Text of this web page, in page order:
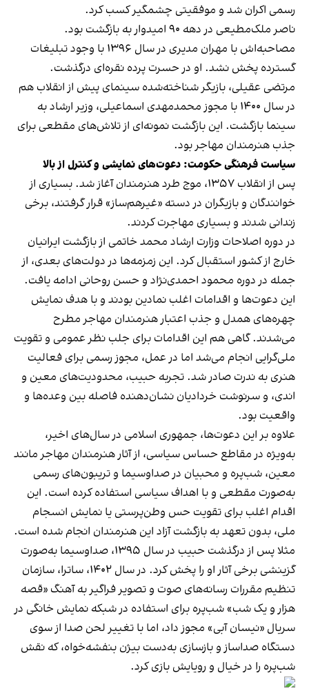
رسمی اکران شد و موفقیتی چشمگیر کسب کرد.
ناصر ملک‌مطیعی در دهه ۹۰ امیدوار به بازگشت بود.
مصاحبه‌اش با مهران مدیری در سال ۱۳۹۶ با وجود تبلیغات
گسترده پخش نشد. او در حسرت پرده نقره‌ای درگذشت.
مرتضی عقیلی، بازیگر شناخته‌شده سینمای پیش از انقلاب هم
در سال ۱۴۰۰ با مجوز محمدمهدی اسماعیلی، وزیر ارشاد به
سینما بازگشت. این بازگشت نمونه‌ای از تلاش‌های مقطعی برای
جذب هنرمندان مهاجر بود.
سیاست فرهنگی حکومت: دعوت‌های نمایشی و کنترل از بالا
پس از انقلاب ۱۳۵۷، موج طرد هنرمندان آغاز شد. بسیاری از
خوانندگان و بازیگران در دسته «غیرهم‌ساز» قرار گرفتند، برخی
زندانی شدند و بسیاری مهاجرت کردند.
در دوره اصلاحات وزارت ارشاد محمد خاتمی از بازگشت ایرانیان
خارج از کشور استقبال کرد. این زمزمه‌ها در دولت‌های بعدی، از
جمله در دوره محمود احمدی‌نژاد و حسن روحانی ادامه یافت.
این دعوت‌ها و اقدامات اغلب نمادین بودند و با هدف نمایش
چهره‌های همدل و جذب اعتبار هنرمندان مهاجر مطرح
می‌شدند. گاهی هم این اقدامات برای جلب نظر عمومی و تقویت
ملی‌گرایی انجام می‌شد اما در عمل، مجوز رسمی برای فعالیت
هنری به ندرت صادر شد. تجربه حبیب، محدودیت‌های معین و
اندی، و سرنوشت خردادیان نشان‌دهنده فاصله بین وعده‌ها و
واقعیت بود.
علاوه بر این دعوت‌ها، جمهوری اسلامی در سال‌های اخیر،
به‌ویژه در مقاطع حساس سیاسی، از آثار هنرمندان مهاجر مانند
معین، شب‌پره و محبیان در صداوسیما و تریبون‌های رسمی
به‌صورت مقطعی و با اهداف سیاسی استفاده کرده است. این
اقدام اغلب برای تقویت حس وطن‌پرستی یا نمایش انسجام
ملی، بدون تعهد به بازگشت آزاد این هنرمندان انجام شده است.
مثلا پس از درگذشت حبیب در سال ۱۳۹۵، صداوسیما به‌صورت
گزینشی برخی آثار او را پخش کرد. در سال ۱۴۰۲، ساترا، سازمان
تنظیم مقررات رسانه‌های صوت و تصویر فراگیر به آهنگ «قصه
هزار و یک شب» شب‌پره برای استفاده در شبکه نمایش خانگی در
سریال «نیسان آبی» مجوز داد، اما با تغییر لحن صدا از سوی
دستگاه صداساز و بازسازی به‌دست بیژن بنفشه‌خواه، که نقش
شب‌پره را در خیال و رویایش بازی کرد.